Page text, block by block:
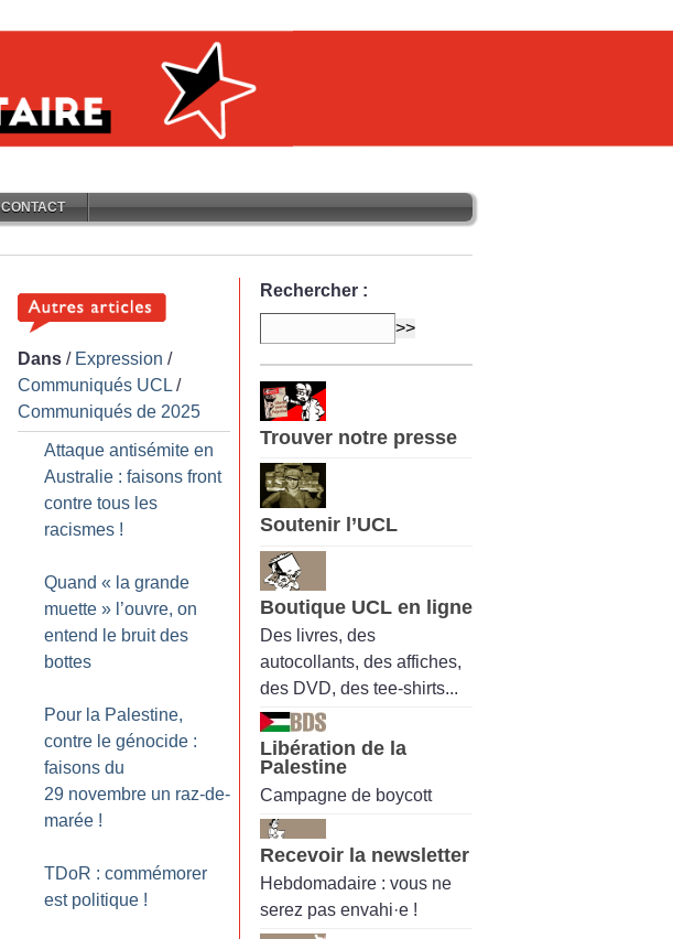
CONTACT
Dans / Expression /
Communiqués UCL /
Communiqués de 2025
Attaque antisémite en
Australie : faisons front
contre tous les
racismes !
Quand « la grande
muette » l’ouvre, on
entend le bruit des
bottes
Pour la Palestine,
contre le génocide :
faisons du
29 novembre un raz-de-
marée !
TDoR : commémorer
est politique !
Rechercher :
Trouver notre presse
Soutenir l’UCL
Boutique UCL en ligne
Des livres, des
autocollants, des affiches,
des DVD, des tee-shirts...
Libération de la
Palestine
Campagne de boycott
Recevoir la newsletter
Hebdomadaire : vous ne
serez pas envahi·e !